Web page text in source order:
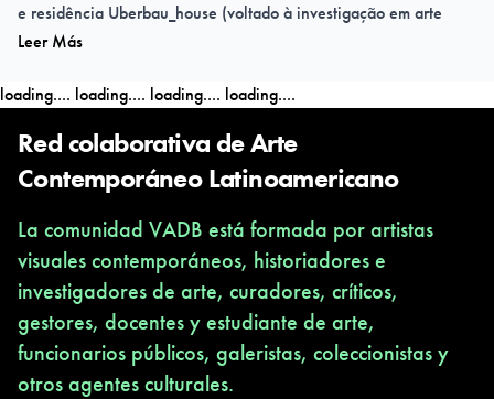
e residência Uberbau_house (voltado à investigação em arte
latino-americana 2016-2017) e consultora de arte
Sesc Sorocaba (2017). Já colaborou com publicações como
Select, DASartes, Dardo, Curatoria Forense Editorial e é
fundadora e editora da revista digital Arte ConTexto
(www.artcontexto.com.br, 2013-), junto com Talitha Motter.
Leer Más
loading.... loading.... loading.... loading....
Red colaborativa de Arte
Contemporáneo Latinoamericano
La comunidad VADB está formada por artistas
visuales contemporáneos, historiadores e
investigadores de arte, curadores, críticos,
gestores, docentes y estudiante de arte,
funcionarios públicos, galeristas, coleccionistas y
otros agentes culturales.